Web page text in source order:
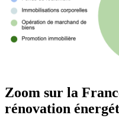
Zoom sur la
rénovation